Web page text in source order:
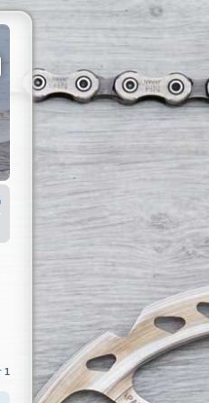
Recherche avancée
1